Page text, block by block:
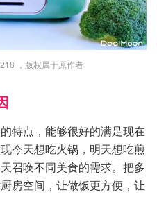
，版权属于原作者
特点，能够很好的满足现在
今天想吃火锅，明天想吃煎
召唤不同美食的需求。把多
房空间，让做饭更方便，让